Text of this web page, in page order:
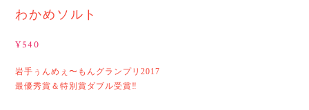
わかめソルト
¥540
岩手ぅんめぇ〜もんグランプリ2017
最優秀賞＆特別賞ダブル受賞‼︎